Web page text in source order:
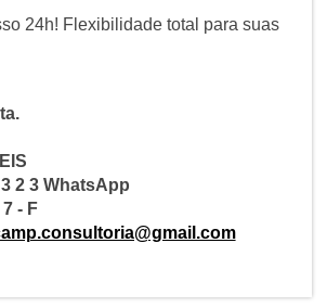
24h! Flexibilidade total para suas
2 3 WhatsApp
- F